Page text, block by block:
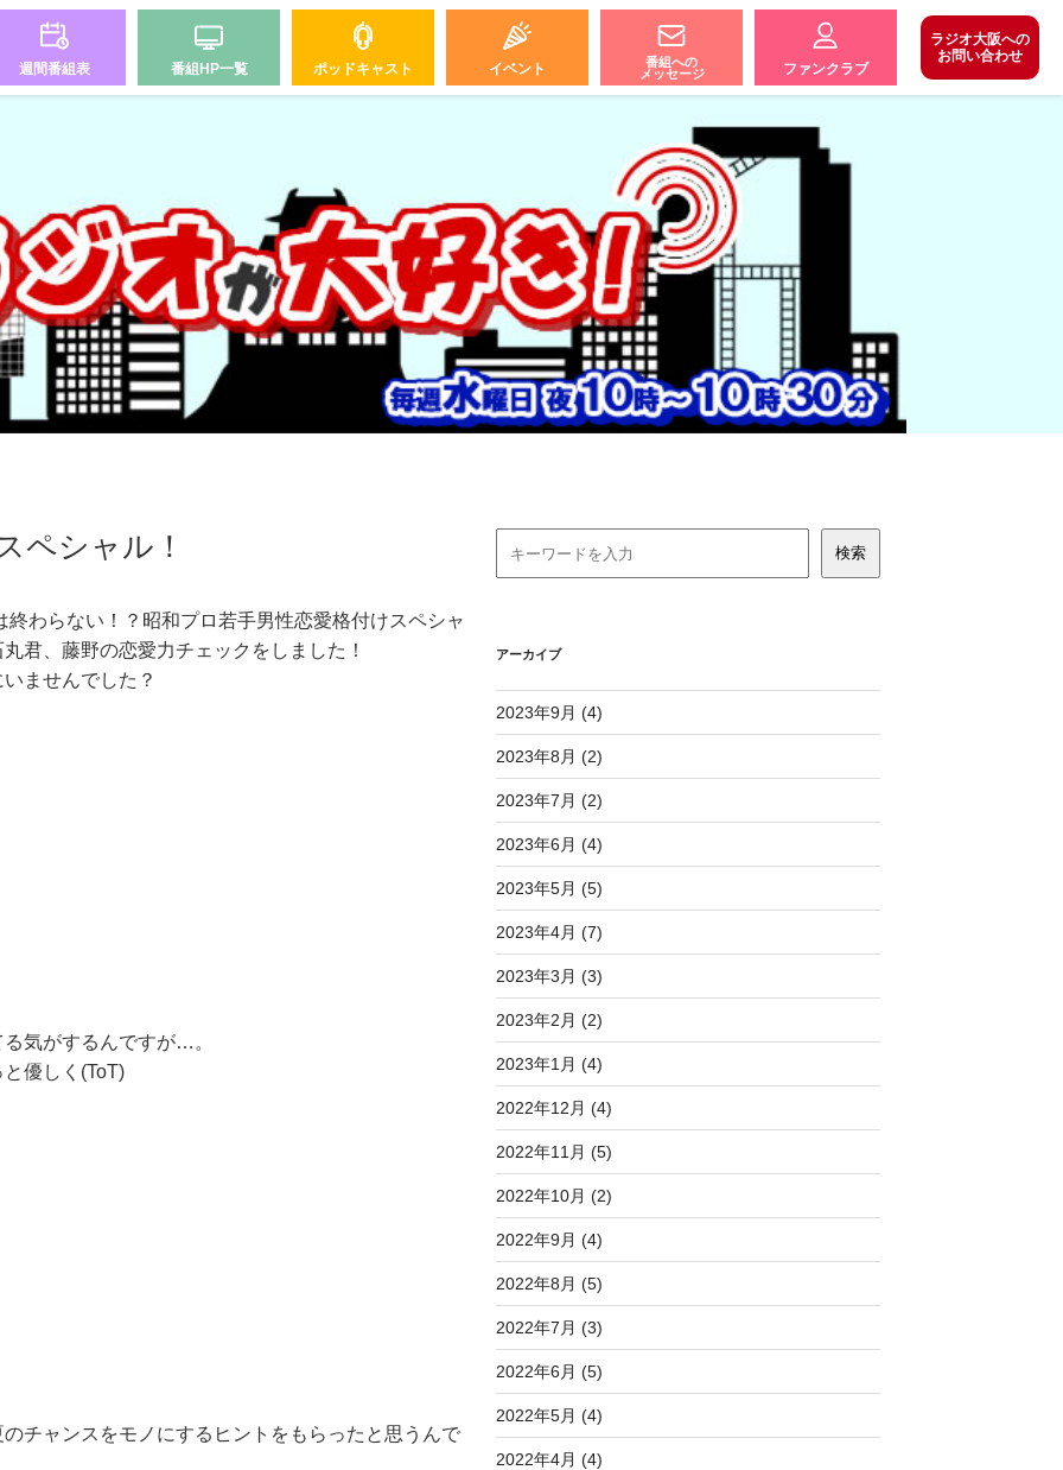
週間番組表 番組HP一覧 ポッドキャスト イベント
番組への
メッセージ
ファンクラブ
ラジオ大阪への
お問い合わせ
ペシャル！
わらない！？昭和プロ若手男性恋愛格付けスペシャ
君、藤野の恋愛力チェックをしました！
ませんでした？
気がするんですが…。
優しく(ToT)
チャンスをモノにするヒントをもらったと思うんで
アーカイブ
2023年9月 (4)
2023年8月 (2)
2023年7月 (2)
2023年6月 (4)
2023年5月 (5)
2023年4月 (7)
2023年3月 (3)
2023年2月 (2)
2023年1月 (4)
2022年12月 (4)
2022年11月 (5)
2022年10月 (2)
2022年9月 (4)
2022年8月 (5)
2022年7月 (3)
2022年6月 (5)
2022年5月 (4)
2022年4月 (4)